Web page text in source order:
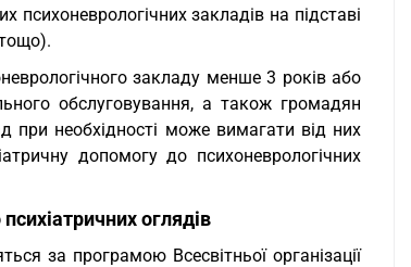
психоневрологічних закладів на підставі
закладу менше 3 років або
обслуговування, а також громадян
при необхідності може вимагати від них
допомогу до психоневрологічних
оглядів
за програмою Всесвітньої організації